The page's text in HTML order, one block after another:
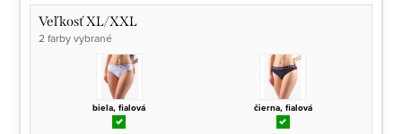
Veľkosť XL/XXL
2 farby vybrané
biela, fialová čierna, fialová